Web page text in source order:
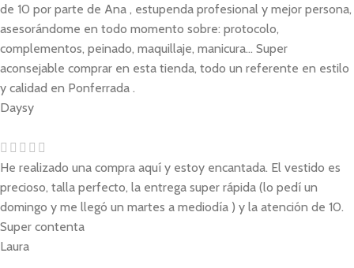
de 10 por parte de Ana , estupenda profesional y mejor persona,
asesorándome en todo momento sobre: protocolo,
complementos, peinado, maquillaje, manicura... Super
aconsejable comprar en esta tienda, todo un referente en estilo
y calidad en Ponferrada .
Daysy
He realizado una compra aquí y estoy encantada. El vestido es
precioso, talla perfecto, la entrega super rápida (lo pedí un
domingo y me llegó un martes a mediodía ) y la atención de 10.
Super contenta
Laura